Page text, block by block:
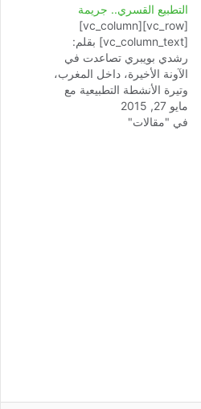
التطبيع القسري.. جريمة
[vc_row][vc_column]
[vc_column_text] بقلم:
رشدي بويبري تصاعدت في
الآونة الأخيرة، داخل المغرب،
وتيرة الأنشطة التطبيعية مع
الكيان الصهيوني المجرم
والغاصب، وتعددت أنماطها
مايو 27, 2015
في "مقالات"